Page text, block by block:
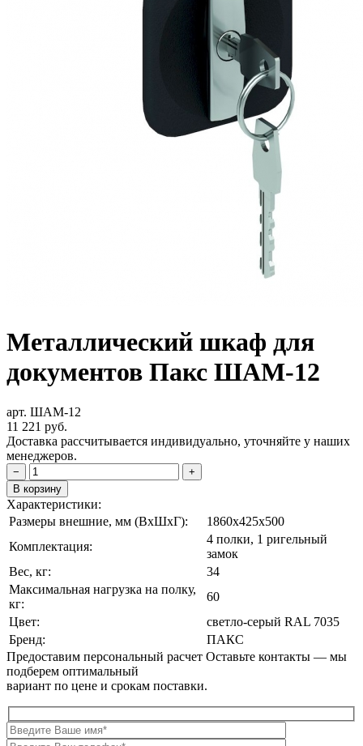
Металлический шкаф для
документов Пакс ШАМ-12
арт. ШАМ-12
11 221 руб.
Доставка рассчитывается индивидуально, уточняйте у наших
менеджеров.
−
+
В корзину
Характеристики:
Размеры внешние, мм (ВxШxГ):
1860x425x500
Комплектация:
4 полки, 1 ригельный
замок
Вес, кг:
34
Максимальная нагрузка на полку,
кг:
60
Цвет:
cветло-серый RAL 7035
Бренд:
ПАКС
Предоставим персональный расчет Оставьте контакты — мы
подберем оптимальный
вариант по цене и срокам поставки.